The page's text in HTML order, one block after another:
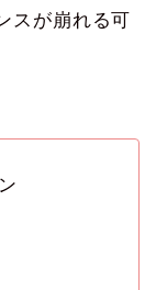
スが崩れる可